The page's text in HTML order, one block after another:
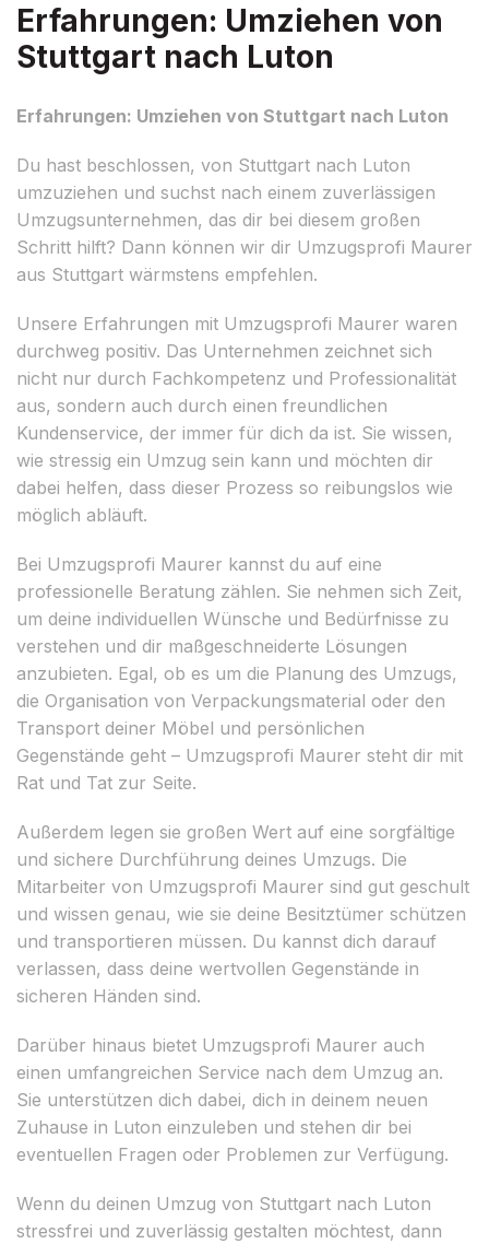
Erfahrungen: Umziehen von
Stuttgart nach Luton
Erfahrungen: Umziehen von Stuttgart nach Luton
Du hast beschlossen, von Stuttgart nach Luton
umzuziehen und suchst nach einem zuverlässigen
Umzugsunternehmen, das dir bei diesem großen
Schritt hilft? Dann können wir dir Umzugsprofi Maurer
aus Stuttgart wärmstens empfehlen.
Unsere Erfahrungen mit Umzugsprofi Maurer waren
durchweg positiv. Das Unternehmen zeichnet sich
nicht nur durch Fachkompetenz und Professionalität
aus, sondern auch durch einen freundlichen
Kundenservice, der immer für dich da ist. Sie wissen,
wie stressig ein Umzug sein kann und möchten dir
dabei helfen, dass dieser Prozess so reibungslos wie
möglich abläuft.
Bei Umzugsprofi Maurer kannst du auf eine
professionelle Beratung zählen. Sie nehmen sich Zeit,
um deine individuellen Wünsche und Bedürfnisse zu
verstehen und dir maßgeschneiderte Lösungen
anzubieten. Egal, ob es um die Planung des Umzugs,
die Organisation von Verpackungsmaterial oder den
Transport deiner Möbel und persönlichen
Gegenstände geht – Umzugsprofi Maurer steht dir mit
Rat und Tat zur Seite.
Außerdem legen sie großen Wert auf eine sorgfältige
und sichere Durchführung deines Umzugs. Die
Mitarbeiter von Umzugsprofi Maurer sind gut geschult
und wissen genau, wie sie deine Besitztümer schützen
und transportieren müssen. Du kannst dich darauf
verlassen, dass deine wertvollen Gegenstände in
sicheren Händen sind.
Darüber hinaus bietet Umzugsprofi Maurer auch
einen umfangreichen Service nach dem Umzug an.
Sie unterstützen dich dabei, dich in deinem neuen
Zuhause in Luton einzuleben und stehen dir bei
eventuellen Fragen oder Problemen zur Verfügung.
Wenn du deinen Umzug von Stuttgart nach Luton
stressfrei und zuverlässig gestalten möchtest, dann